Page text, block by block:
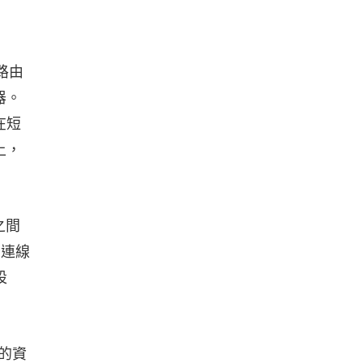
由
短
間
線
資